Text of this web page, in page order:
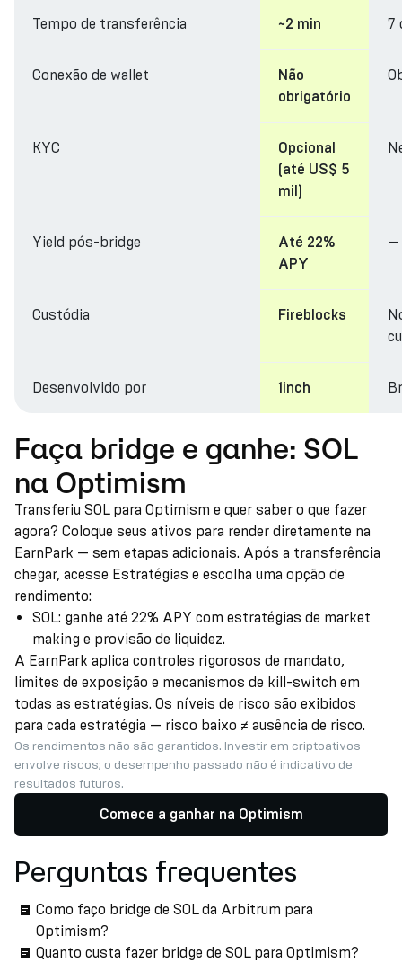
Tempo de transferência ~2 min 7
Conexão de wallet
Não
obrigatório
KYC
Opcional
(até US$ 5
mil)
Yield pós-bridge
Até 22%
APY
—
Custódia Fireblocks
Desenvolvido por 1inch
Faça bridge e ganhe: SOL
na Optimism
Transferiu SOL para Optimism e quer saber o que fazer
agora? Coloque seus ativos para render diretamente na
EarnPark — sem etapas adicionais. Após a transferência
chegar, acesse Estratégias e escolha uma opção de
rendimento:
SOL: ganhe até 22% APY com estratégias de market
making e provisão de liquidez.
A EarnPark aplica controles rigorosos de mandato,
limites de exposição e mecanismos de kill-switch em
todas as estratégias. Os níveis de risco são exibidos
para cada estratégia — risco baixo ≠ ausência de risco.
Os rendimentos não são garantidos. Investir em criptoativos
envolve riscos; o desempenho passado não é indicativo de
resultados futuros.
Comece a ganhar na Optimism
Perguntas frequentes
Como faço bridge de SOL da Arbitrum para
Optimism?
Quanto custa fazer bridge de SOL para Optimism?